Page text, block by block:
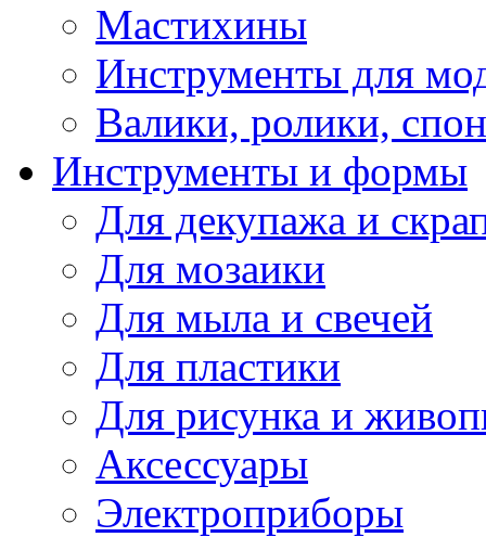
Мастихины
Инструменты для
Валики, ролики,
Инструменты и формы
Для декупажа и
Для мозаики
Для мыла и свечей
Для пластики
Для рисунка и
Аксессуары
Электроприборы